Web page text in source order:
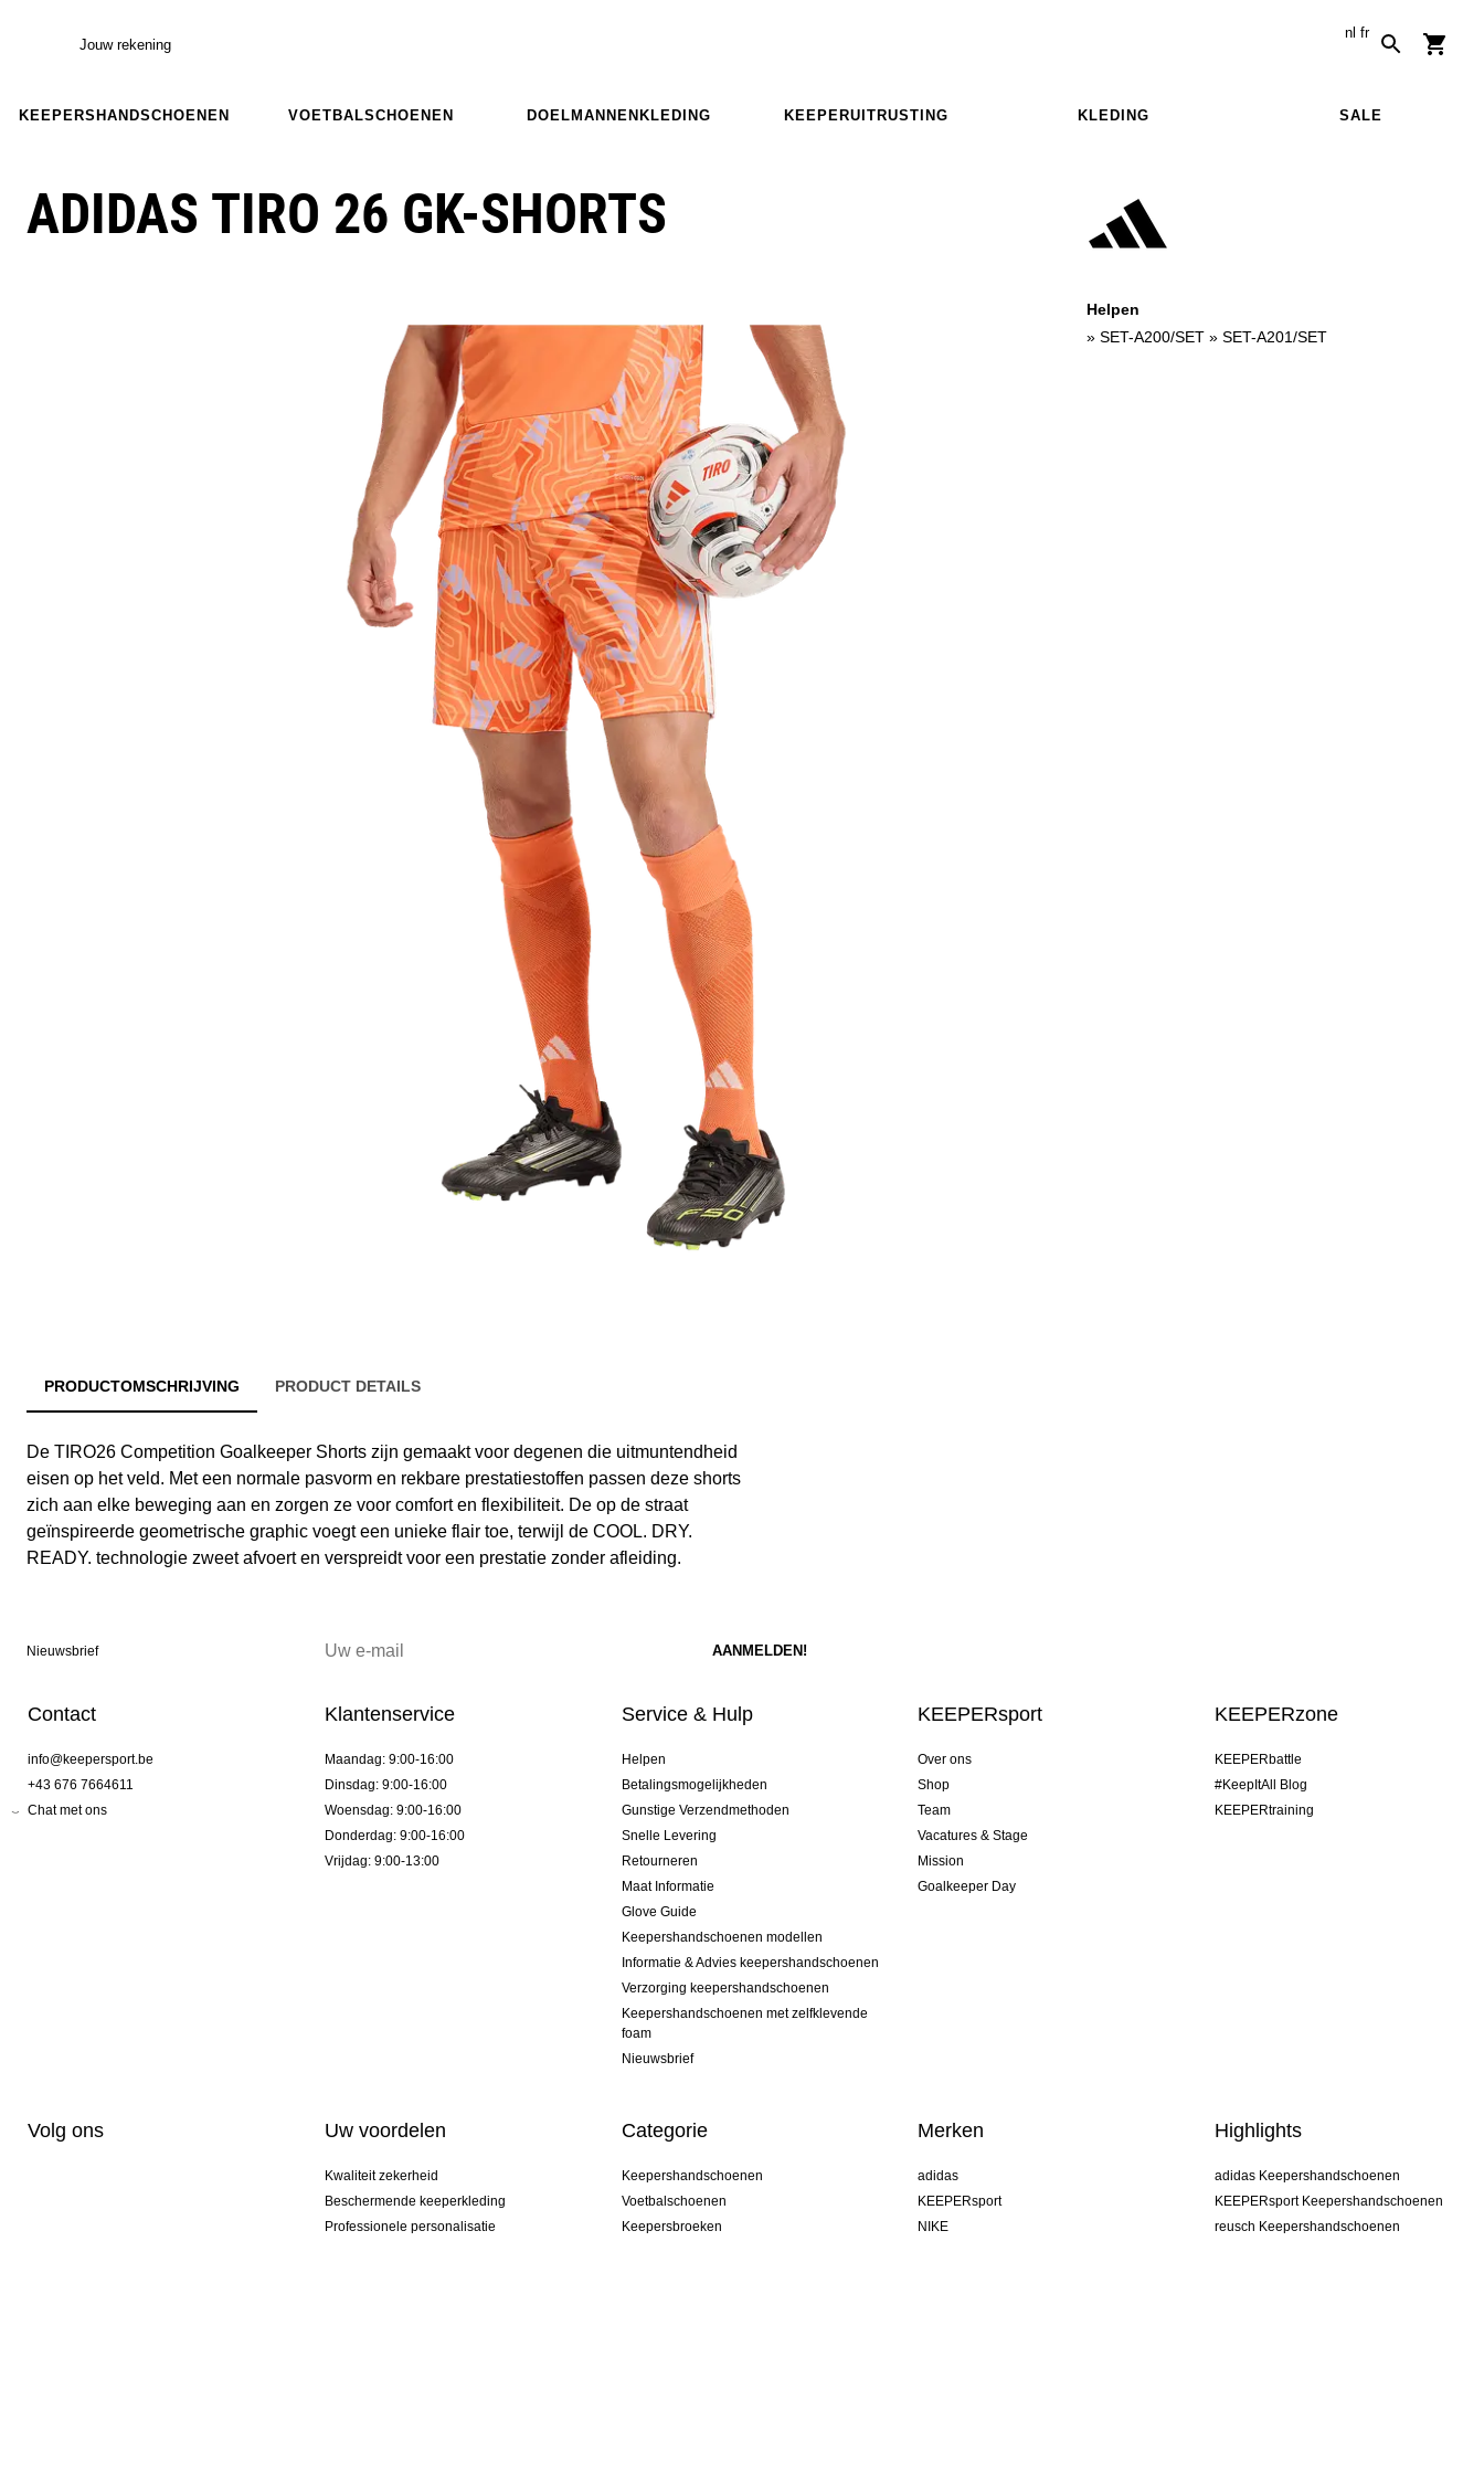
Jouw rekening
nl fr
KEEPERSHANDSCHOENEN VOETBALSCHOENEN DOELMANNENKLEDING KEEPERUITRUSTING KLEDING SALE
ADIDAS TIRO 26 GK-SHORTS
Helpen
» SET-A200/SET » SET-A201/SET
PRODUCTOMSCHRIJVING PRODUCT DETAILS
De TIRO26 Competition Goalkeeper Shorts zijn gemaakt voor degenen die uitmuntendheid
eisen op het veld. Met een normale pasvorm en rekbare prestatiestoffen passen deze shorts
zich aan elke beweging aan en zorgen ze voor comfort en flexibiliteit. De op de straat
geïnspireerde geometrische graphic voegt een unieke flair toe, terwijl de COOL. DRY.
READY. technologie zweet afvoert en verspreidt voor een prestatie zonder afleiding.
Nieuwsbrief
Contact
info@keepersport.be
+43 676 7664611
Chat met ons
Klantenservice
Maandag: 9:00-16:00
Dinsdag: 9:00-16:00
Woensdag: 9:00-16:00
Donderdag: 9:00-16:00
Vrijdag: 9:00-13:00
Service & Hulp
Helpen
Betalingsmogelijkheden
Gunstige Verzendmethoden
Snelle Levering
Retourneren
Maat Informatie
Glove Guide
Keepershandschoenen modellen
Informatie & Advies keepershandschoenen
Verzorging keepershandschoenen
Keepershandschoenen met zelfklevende
foam
Nieuwsbrief
KEEPERsport
Over ons
Shop
Team
Vacatures & Stage
Mission
Goalkeeper Day
KEEPERzone
KEEPERbattle
#KeepItAll Blog
KEEPERtraining
Volg ons Uw voordelen
Kwaliteit zekerheid
Beschermende keeperkleding
Professionele personalisatie
Categorie
Keepershandschoenen
Voetbalschoenen
Keepersbroeken
Merken
adidas
KEEPERsport
NIKE
Highlights
adidas Keepershandschoenen
KEEPERsport Keepershandschoenen
reusch Keepershandschoenen